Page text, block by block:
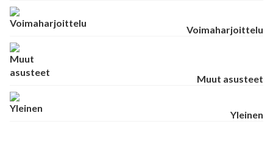
Voimaharjoittelu
Muut asusteet
Yleinen